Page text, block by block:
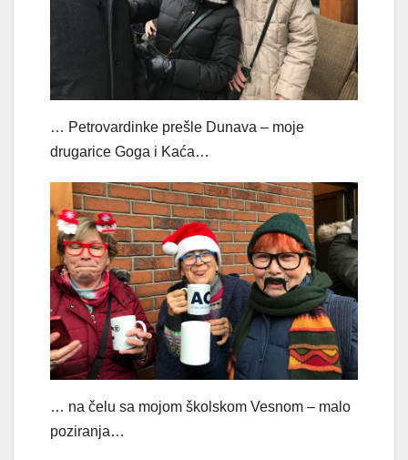
… Petrovardinke prešle Dunava – moje
drugarice Goga i Kaća…
… na čelu sa mojom školskom Vesnom – malo
poziranja…